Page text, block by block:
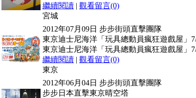
繼續閱讀 | 觀看留言(0)
宮城
2012年07月09日 步步街頭直擊團隊
東京迪士尼海洋「玩具總動員瘋狂遊戲屋」
東京迪士尼海洋「玩具總動員瘋狂遊戲屋
繼續閱讀 | 觀看留言(0)
東京
2012年06月04日 步步街頭直擊團隊
步步日本直擊東京晴空塔